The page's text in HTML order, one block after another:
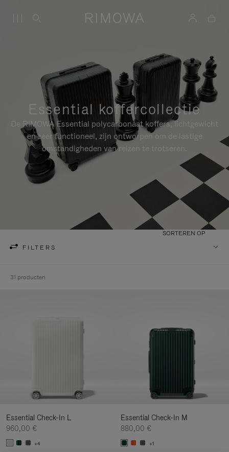
Essential koffercollectie
De RIMOWA Essential polycarbonaat koffers, lichtgewicht
en zeer functioneel, zijn ontworpen om de lastige
omstandigheden van reizen te trotseren.
FILTERS
SORTEREN OP
31 producten
Essential Check-In L
960,00 €
+4
Essential Check-In M
880,00 €
+1